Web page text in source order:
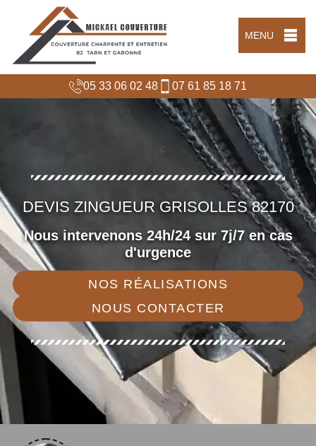
MENU
05 33 06 02 48 07 61 85 18 71
DEVIS ZINGUEUR GRISOLLES 82170
Nous intervenons 24h/24 sur 7j/7 en cas
d'urgence
NOS RÉALISATIONS
NOUS CONTACTER